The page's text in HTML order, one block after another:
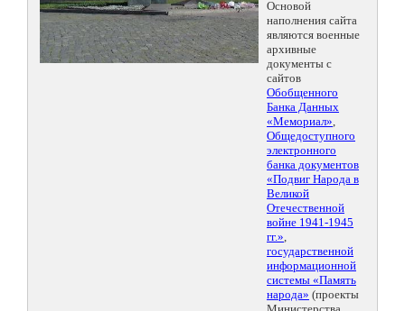
Основой
наполнения сайта
являются военные
архивные
документы с
сайтов
Обобщенного
Банка Данных
«Мемориал»,
Общедоступного
электронного
банка документов
«Подвиг Народа в
Великой
Отечественной
войне 1941-1945
гг.»,
государственной
информационной
системы «Память
народа» (проекты